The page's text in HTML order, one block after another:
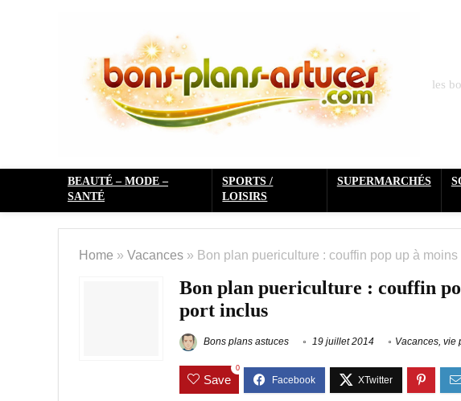
les
BEAUTÉ – MODE –
SANTÉ
SPORTS /
LOISIRS
SUPERMARCHÉS
Home » Vacances » Bon plan puericulture : couffin pop up à
Bon plan puericulture : couffin
port inclus
Bons plans astuces 19 juillet 2014 Vacances, vie
Save
0